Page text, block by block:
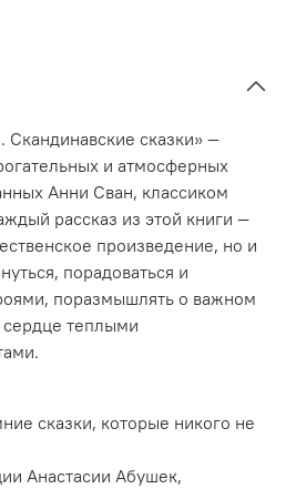
Скандинавские сказки» —
и атмосферных
Анни Сван, классиком
рассказ из этой книги —
произведение, но и
порадоваться и
поразмышлять о важном
сердце теплыми
сказки, которые никого не
Анастасии Абушек,